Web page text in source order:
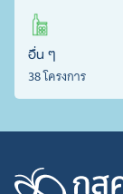
อื่น ๆ
38 โครงการ